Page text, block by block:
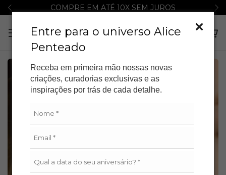
Entre para o universo Alice
Penteado
Receba em primeira mão nossas novas
criações, curadorias exclusivas e as
inspirações por trás de cada detalhe.
COMPRE EM ATÉ 10X SEM JUROS
ESGOTADO